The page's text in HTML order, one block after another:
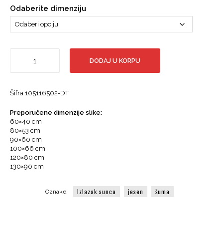
Odaberite dimenziju
jutarnje
sunca
količina
DODAJ U KORPU
Šifra 105116502-DT
Preporučene dimenzije slike:
60×40 cm
80×53 cm
90×60 cm
100×66 cm
120×80 cm
130×90 cm
Oznake: Izlazak sunca jesen šuma